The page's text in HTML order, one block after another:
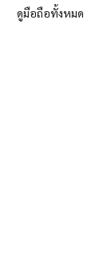
ดูมือถือทั้งหมด